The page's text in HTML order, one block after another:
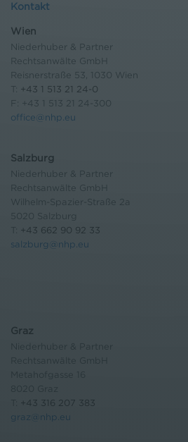
Kontakt
Wien
Niederhuber & Partner
Rechtsanwälte GmbH
Reisnerstraße 53, 1030 Wien
T: +43 1 513 21 24-0
F: +43 1 513 21 24-300
office@nhp.eu
Salzburg
Niederhuber & Partner
Rechtsanwälte GmbH
Wilhelm-Spazier-Straße 2a
5020 Salzburg
+43 662 90 92 33
salzburg@nhp.eu
Graz
Niederhuber & Partner
Metahofgasse 16
+43 316 207 383
graz@nhp.eu